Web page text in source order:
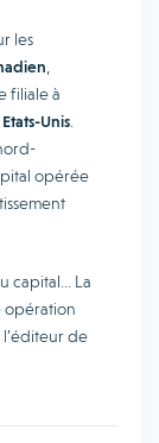
les
filiale à
Unis
opérée
capital… La
opération
l’éditeur de